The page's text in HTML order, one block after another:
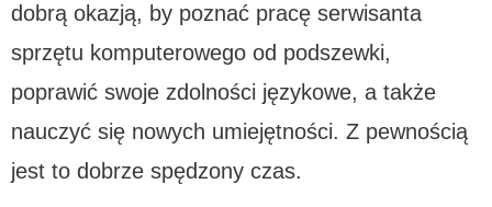
dobrą okazją, by poznać pracę serwisanta
sprzętu komputerowego od podszewki,
poprawić swoje zdolności językowe, a także
nauczyć się nowych umiejętności. Z pewnością
jest to dobrze spędzony czas.